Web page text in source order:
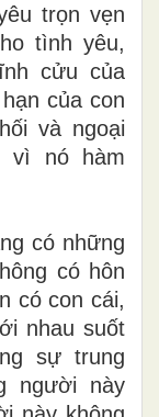
trọn vẹn
tình yêu,
cửu của
của con
và ngoại
vì nó hàm
có những
có hôn
có con cái,
nhau suốt
sự trung
người này